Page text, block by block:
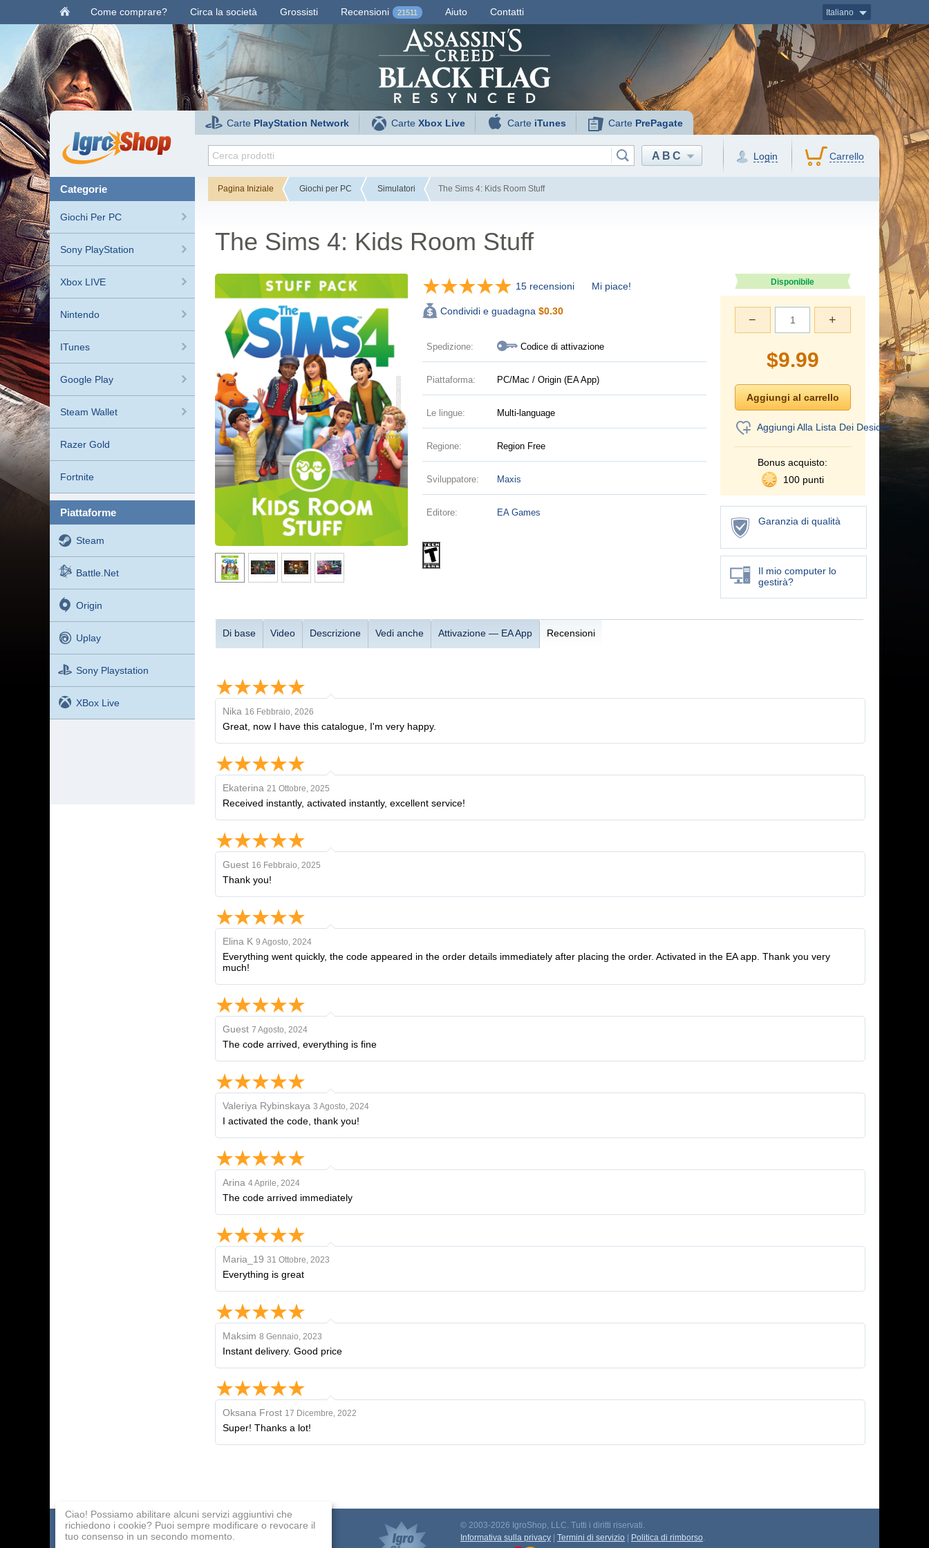
Come comprare? Circa la società Grossisti Recensioni 21511 Aiuto Contatti Italiano
Carte PlayStation Network CarteXbox Live Carte iTunes Carte PrePagate
ABC Login Carrello
categorie
Giochi Per PC
Sony PlayStation
Xbox LIVE
Nintendo
ITunes
Google Play
Steam Wallet
Razer Gold
Fortnite
piattaforme
Steam
Battle.net
Origin
Uplay
Sony Playstation
XBox Live
Pagina Iniziale Giochi per PC Simulatori The Sims 4: Kids Room Stuff
The Sims 4: Kids Room Stuff
15 recensioni Mi piace!
Condividi e guadagna $0.30
Spedizione: Codice di attivazione
Piattaforma: PC/Mac / Origin (EA App)
Le lingue: Multi-language
Regione: Region Free
Sviluppatore: Maxis
Editore: EA Games
Disponibile
+
−
$9.99
Aggiungi Alla Lista Dei Desideri
Bonus acquisto:
100 punti
Garanzia di qualità
Il mio computer lo
gestirà?
Di base Video Descrizione Vedi anche Attivazione — EA App Recensioni
Nika 16 Febbraio, 2026
Great, now I have this catalogue, I'm very happy.
Ekaterina 21 Ottobre, 2025
Received instantly, activated instantly, excellent service!
Guest 16 Febbraio, 2025
Thank you!
Elina K 9 Agosto, 2024
Everything went quickly, the code appeared in the order details immediately after placing the order. Activated in the EA app. Thank you very
much!
Guest 7 Agosto, 2024
The code arrived, everything is fine
Valeriya Rybinskaya 3 Agosto, 2024
I activated the code, thank you!
Arina 4 Aprile, 2024
The code arrived immediately
Maria_19 31 Ottobre, 2023
Everything is great
Maksim 8 Gennaio, 2023
Instant delivery. Good price
Oksana Frost 17 Dicembre, 2022
Super! Thanks a lot!
Catalogo dei giochi Pagamento
© 2003-2026 IgroShop, LLC. Tutti i diritti riservati.
Informativa sulla privacy
Termini di servizio Politica di rimborso.
Ciao! Possiamo abilitare alcuni servizi aggiuntivi che
richiedono i cookie? Puoi sempre modificare o revocare il
tuo consenso in un secondo momento.